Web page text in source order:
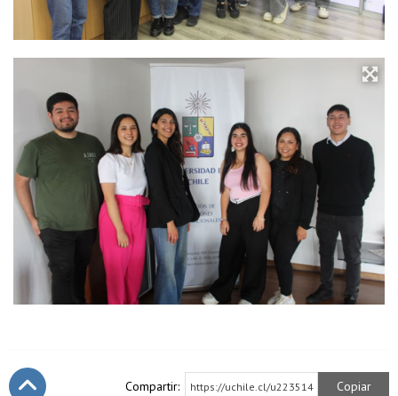
Compartir: https://uchile.cl/u223514 Copiar